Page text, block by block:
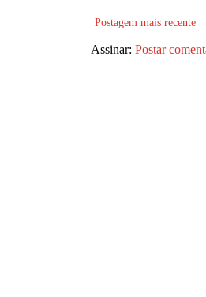
Postagem mais recente
Assinar: Postar